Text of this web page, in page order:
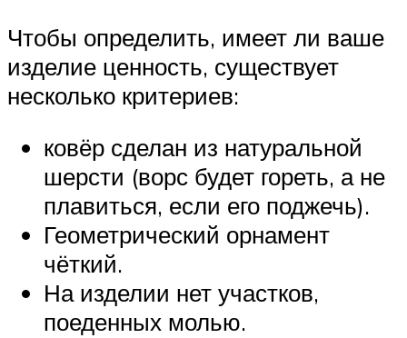
Чтобы определить, имеет ли ваше
изделие ценность, существует
несколько критериев:
ковёр сделан из натуральной
шерсти (ворс будет гореть, а не
плавиться, если его поджечь).
Геометрический орнамент
чёткий.
На изделии нет участков,
поеденных молью.